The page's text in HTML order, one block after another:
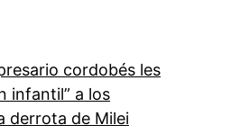
cordobés les
infantil” a los
derrota de Milei